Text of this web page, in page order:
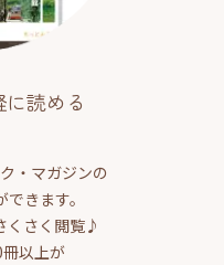
読める
・マガジンの
きます。
くさく閲覧♪
以上が